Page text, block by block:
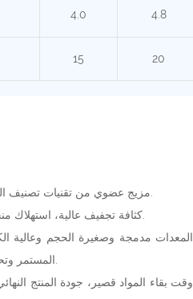
4.0 4.8
15 20